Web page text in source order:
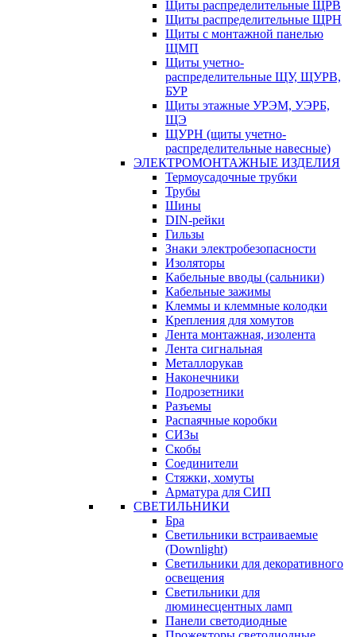
Щиты распределительные ЩРВ
Щиты распределительные ЩРН
Щиты с монтажной панелью
ЩМП
Щиты учетно-
распределительные ЩУ, ЩУРВ,
БУР
Щиты этажные УРЭМ, УЭРБ,
ЩЭ
ЩУРН (щиты учетно-
распределительные навесные)
ЭЛЕКТРОМОНТАЖНЫЕ ИЗДЕЛИЯ
Термоусадочные трубки
Трубы
Шины
DIN-рейки
Гильзы
Знаки электробезопасности
Изоляторы
Кабельные вводы (сальники)
Кабельные зажимы
Клеммы и клеммные колодки
Крепления для хомутов
Лента монтажная, изолента
Лента сигнальная
Металлорукав
Наконечники
Подрозетники
Разъемы
Распаячные коробки
СИЗы
Скобы
Соединители
Стяжки, хомуты
Арматура для СИП
СВЕТИЛЬНИКИ
Бра
Светильники встраиваемые
(Downlight)
Светильники для декоративного
освещения
Светильники для
люминесцентных ламп
Панели светодиодные